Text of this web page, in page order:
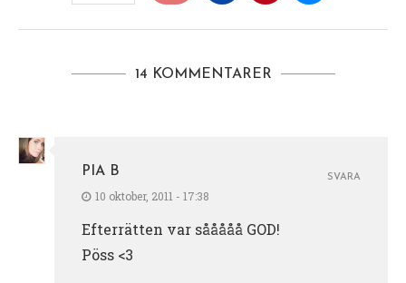
14 KOMMENTARER
PIA B
10 oktober, 2011 - 17:38
Efterrätten var sååååå GOD!
Pöss <3
SVARA